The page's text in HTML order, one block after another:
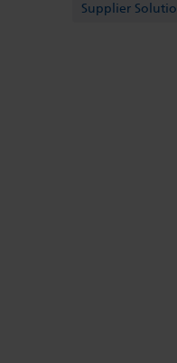
Supplier
Supplier